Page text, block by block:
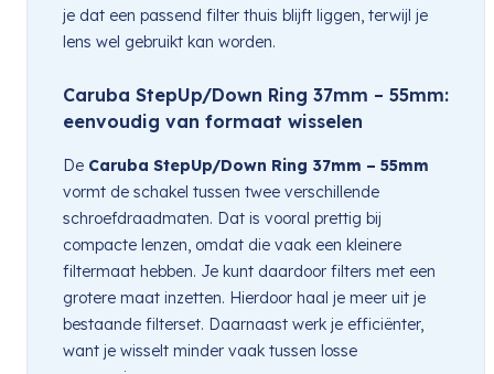
je dat een passend filter thuis blijft liggen, terwijl je
lens wel gebruikt kan worden.
Caruba StepUp/Down Ring 37mm – 55mm:
eenvoudig van formaat wisselen
De Caruba StepUp/Down Ring 37mm – 55mm
vormt de schakel tussen twee verschillende
schroefdraadmaten. Dat is vooral prettig bij
compacte lenzen, omdat die vaak een kleinere
filtermaat hebben. Je kunt daardoor filters met een
grotere maat inzetten. Hierdoor haal je meer uit je
bestaande filterset. Daarnaast werk je efficiënter,
want je wisselt minder vaak tussen losse